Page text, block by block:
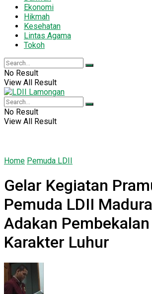
Ekonomi
Hikmah
Kesehatan
Lintas Agama
Tokoh
No Result
View All Result
No Result
View All Result
Home Pemuda LDII
Gelar Kegiatan
Pemuda LDII
Adakan
Karakter Luhur